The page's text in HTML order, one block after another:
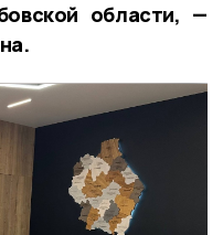
области, —